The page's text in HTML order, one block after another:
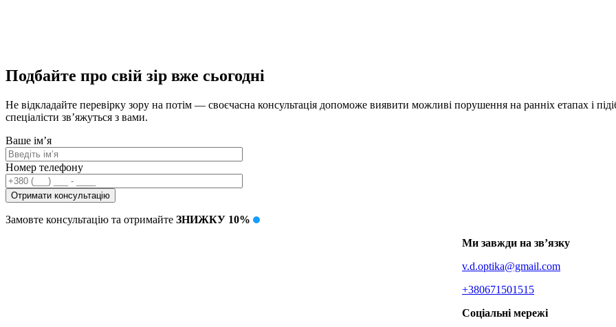
Подбайте про свій зір вже сьогодні
Не відкладайте перевірку зору на потім — своєчасна консультація допоможе виявити можливі порушення на ранніх етапах і
спеціалісти зв’яжуться з вами.
Ваше ім’я
Номер телефону
Замовте консультацію та отримайте ЗНИЖКУ 10%
Ми завжди на зв’язку
v.d.optika@gmail.com
+380671501515
Соціальні мережі